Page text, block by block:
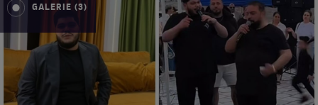
GALERIE (3)